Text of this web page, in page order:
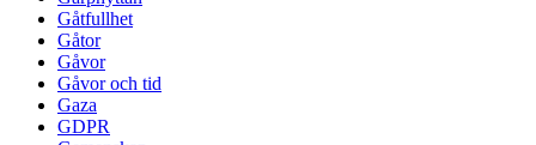
Gåtfullhet
Gåtor
Gåvor
Gåvor och tid
Gaza
GDPR